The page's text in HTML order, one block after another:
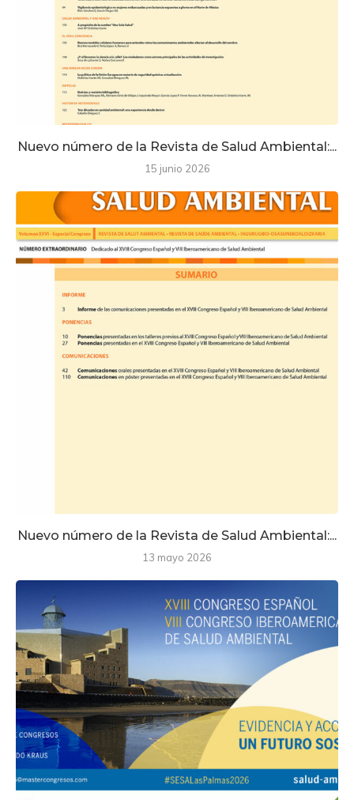
Nuevo número de la Revista de Salud Ambiental:...
15 junio 2026
Nuevo número de la Revista de Salud Ambiental:...
13 mayo 2026